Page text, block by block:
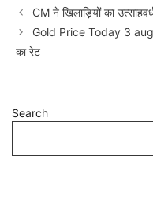
CM ने खिलाड़ियों का
Gold Price Today 3
का रेट
Search